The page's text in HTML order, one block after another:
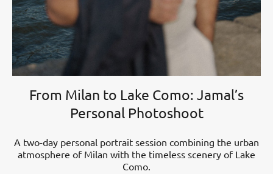
From Milan to Lake Como: Jamal’s
Personal Photoshoot
A two-day personal portrait session combining the urban
atmosphere of Milan with the timeless scenery of Lake
Como.